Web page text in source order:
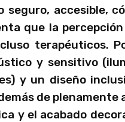
seguro, accesible,
que la
terapéuticos.
y sensitivo
y un diseño
de plenamente
y el acabado